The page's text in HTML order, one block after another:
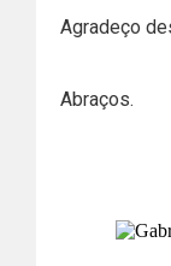
Agradeço
Abraços.